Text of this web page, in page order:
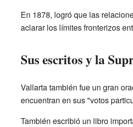
En 1878, logró que las
aclarar los límites fronterizos
Sus escritos y la
Vallarta también fue un gran
encuentran en sus "votos
También escribió un libro